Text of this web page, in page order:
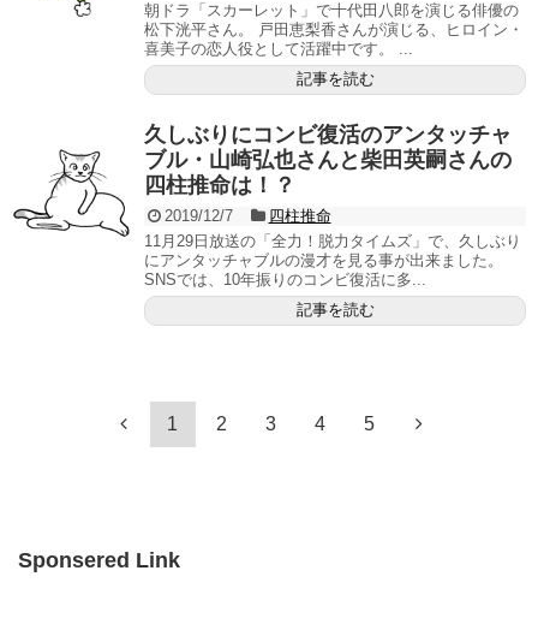
朝ドラ「スカーレット」で十代田八郎を演じる俳優の
松下洸平さん。 戸田恵梨香さんが演じる、ヒロイン・
喜美子の恋人役として活躍中です。 ...
記事を読む
久しぶりにコンビ復活のアンタッチャ
ブル・山崎弘也さんと柴田英嗣さんの
四柱推命は！？
2019/12/7
四柱推命
11月29日放送の「全力！脱力タイムズ」で、久しぶり
にアンタッチャブルの漫才を見る事が出来ました。
SNSでは、10年振りのコンビ復活に多...
記事を読む
1 2 3 4 5
Sponsered Link